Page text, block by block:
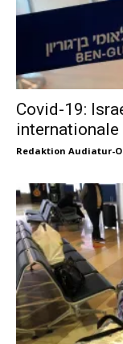
Covid-19:
Redaktion Audiatur-